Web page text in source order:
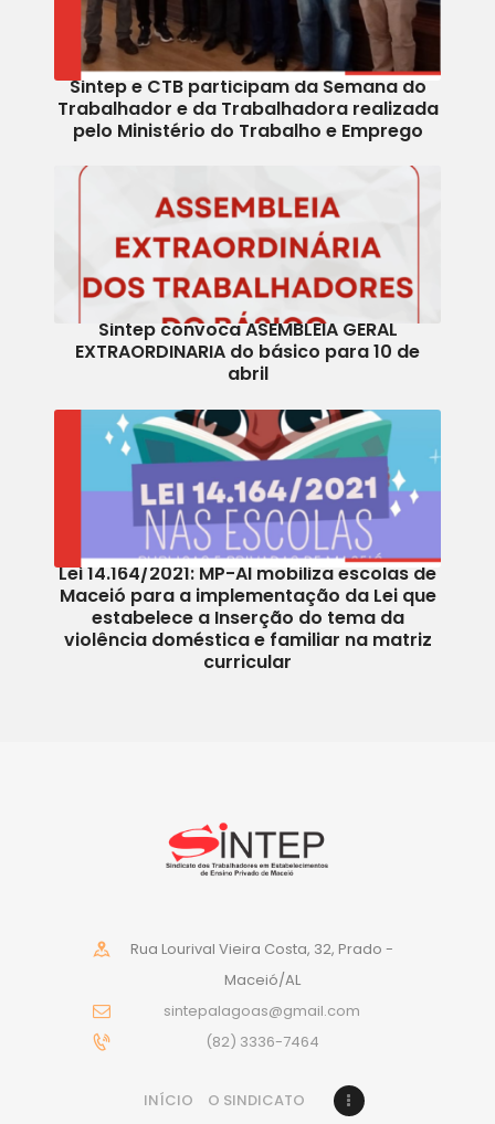
Sintep e CTB participam da Semana do
Trabalhador e da Trabalhadora realizada
pelo Ministério do Trabalho e Emprego
Sintep convoca ASEMBLEIA GERAL
EXTRAORDINARIA do básico para 10 de
abril
Lei 14.164/2021: MP-Al mobiliza escolas de
Maceió para a implementação da Lei que
estabelece a Inserção do tema da
violência doméstica e familiar na matriz
curricular
Rua Lourival Vieira Costa, 32, Prado -
Maceió/AL
sintepalagoas@gmail.com
(82) 3336-7464
INÍCIO O SINDICATO